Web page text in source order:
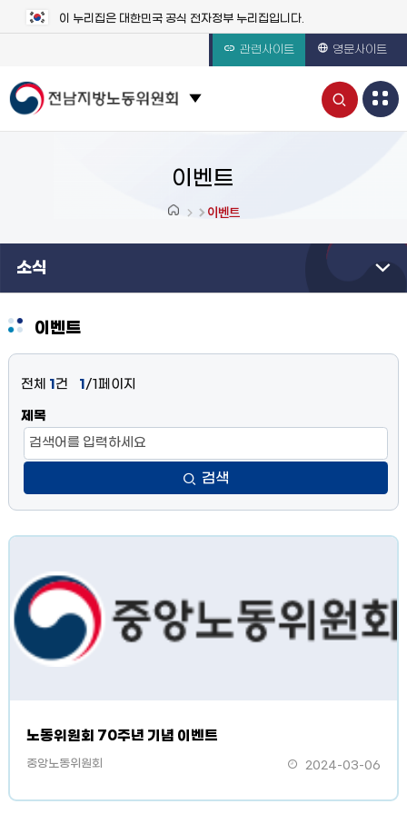
이 누리집은 대한민국 공식 전자정부 누리집입니다.
관련사이트 영문사이트
관련 사이트 목록 보기
통
합
열
이벤트
이벤트
소식
이벤트
전체 1 건 1 /1페이지
제목
검색
노동위원회 70주년 기념 이벤트
중앙노동위원회 2024-03-06